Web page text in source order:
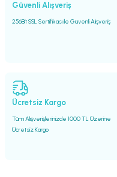
Güvenli Alışveriş
256Bit SSL Sertifikası ile Güvenli Alışveriş
Ücretsiz Kargo
Tüm Alışverişlerinizde 1000 TL Üzerine
Ücretsiz Kargo